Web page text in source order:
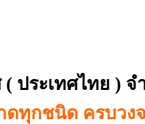
ประเทศไทย ) จ
ดทุกชนิด ครบวง